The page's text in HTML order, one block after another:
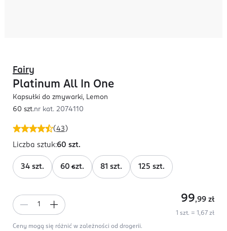
(43 )
Fairy
Platinum All In One
Kapsułki do zmywarki, Lemon
60 szt.nr kat. 2074110
Liczba sztuk:60 szt.
34 szt. 60 szt. 81 szt. 125 szt.
99,99 zł
1 szt. = 1,67 zł
Ceny mogą się różnić w zależności od drogerii.